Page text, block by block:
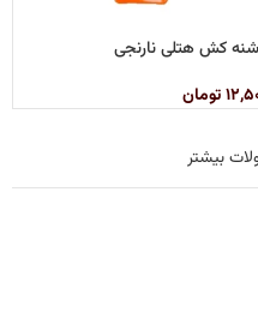
کش هتلی نارنجی
تومان
بیشتر